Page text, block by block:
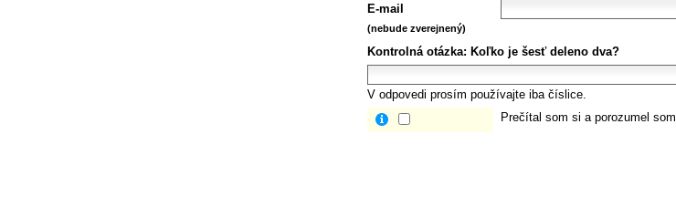
E-mail
(nebude zverejnený)
Kontrolná otázka: Koľko je šesť deleno dva?
V odpovedi prosím používajte iba číslice.
Prečítal som si a porozumel som